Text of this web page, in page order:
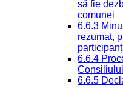
să fie
comunei
6.6.3
rezumat,
6.6.4
6.6.5